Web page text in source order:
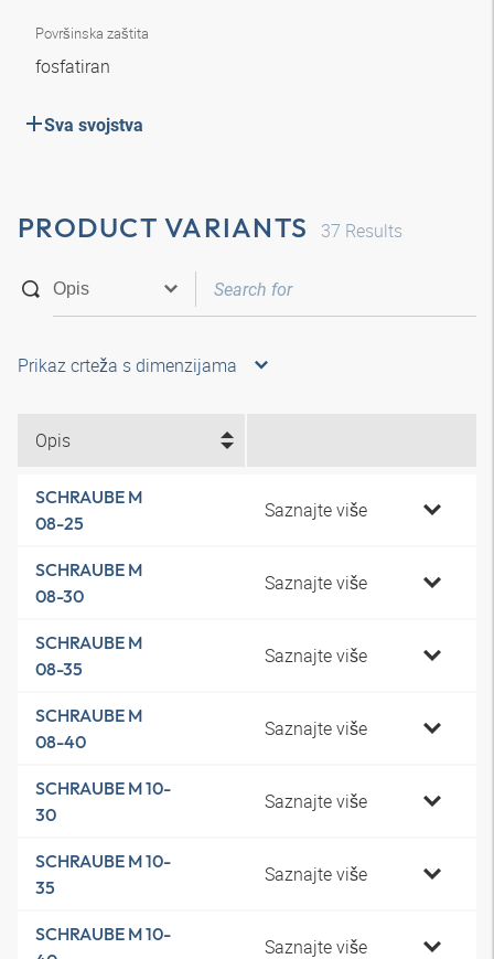
Površinska zaštita
fosfatiran
Sva svojstva
PRODUCT VARIANTS 37 Results
Prikaz crteža s dimenzijama
Opis
SCHRAUBE M
08-25
Saznajte više
SCHRAUBE M
08-30
Saznajte više
SCHRAUBE M
08-35
Saznajte više
SCHRAUBE M
08-40
Saznajte više
SCHRAUBE M 10-
30
Saznajte više
SCHRAUBE M 10-
35
Saznajte više
SCHRAUBE M 10-
Saznajte više